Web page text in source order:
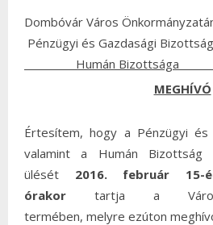
Dombóvár Város
Pénzügyi és Gazdasági
Humán
MEGHÍVÓ
Értesítem, hogy a Pénzügyi és
valamint a Humán
ülését 2016. február 15-
órakor tartja a
termében, melyre ezúton